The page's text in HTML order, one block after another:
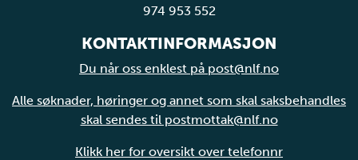
974 953 552
KONTAKTINFORMASJON
Du når oss enklest på post@nlf.no
Alle søknader, høringer og annet som skal saksbehandles
skal sendes til postmottak@nlf.no
Klikk her for oversikt over telefonnr